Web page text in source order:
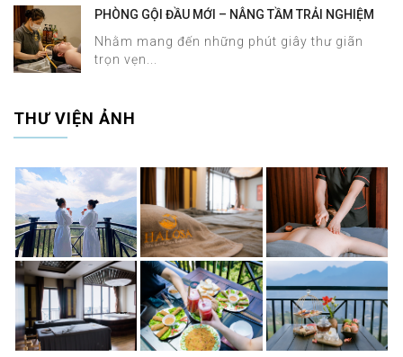
PHÒNG GỘI ĐẦU MỚI – NÂNG TẦM TRẢI NGHIỆM
DƯỠNG SINH TẠI HALOSA SPA & MASSAGE
Nhằm mang đến những phút giây thư giãn
trọn vẹn...
THƯ VIỆN ẢNH